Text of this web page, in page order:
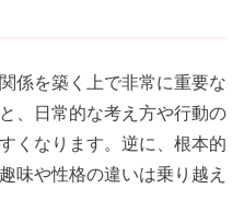
係を築く上で非常に重要な
、日常的な考え方や行動の
くなります。逆に、根本的
味や性格の違いは乗り越え